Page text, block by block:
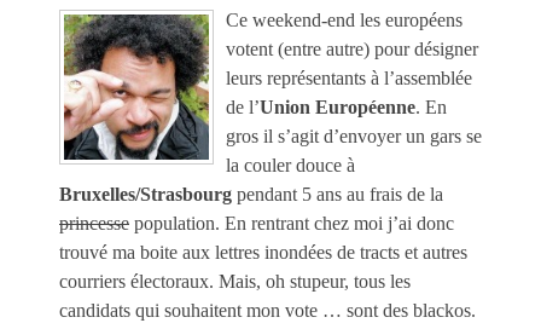
Ce weekend-end les européens
votent (entre autre) pour désigner
leurs représentants à l’assemblée
de l’Union Européenne. En
gros il s’agit d’envoyer un gars se
la couler douce à
Bruxelles/Strasbourg pendant 5 ans au frais de la
princesse population. En rentrant chez moi j’ai donc
trouvé ma boite aux lettres inondées de tracts et autres
courriers électoraux. Mais, oh stupeur, tous les
candidats qui souhaitent mon vote … sont des blackos.